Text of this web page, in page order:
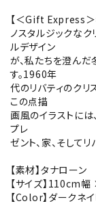
【＜Gift Express＞
ノスタルジックな
ルデザイン
が、私たちを澄ん
す。1960年
代のリバティのクリ
この点描
画風のイラストには
プレ
ゼント、家、そして
【素材】タナロー
【サイズ】110cm
【Color】ダークネ